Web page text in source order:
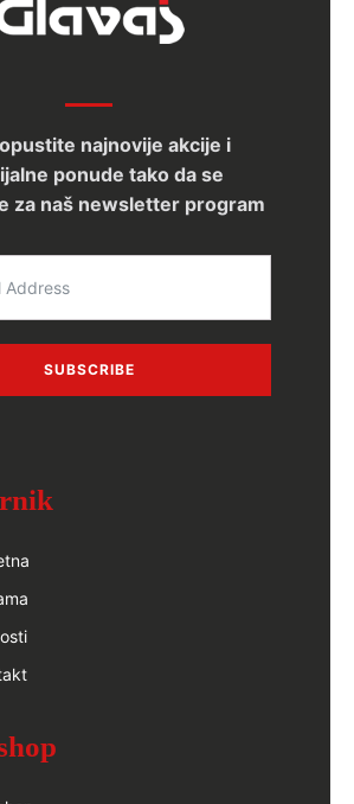
najnovije akcije i
ponude tako da se
za naš newsletter program
SUBSCRIBE